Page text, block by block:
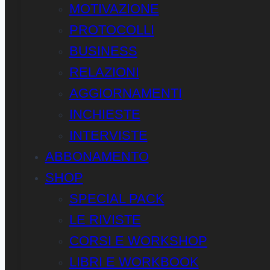
MOTIVAZIONE
PROTOCOLLI
BUSINESS
RELAZIONI
AGGIORNAMENTI
INCHIESTE
INTERVISTE
ABBONAMENTO
SHOP
SPECIAL PACK
LE RIVISTE
CORSI E WORKSHOP
LIBRI E WORKBOOK